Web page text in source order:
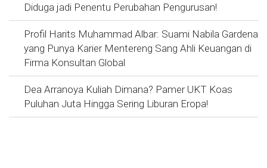
Diduga jadi Penentu Perubahan Pengurusan!
Profil Harits Muhammad Albar: Suami Nabila Gardena
yang Punya Karier Mentereng Sang Ahli Keuangan di
Firma Konsultan Global
Dea Arranoya Kuliah Dimana? Pamer UKT Koas
Puluhan Juta Hingga Sering Liburan Eropa!